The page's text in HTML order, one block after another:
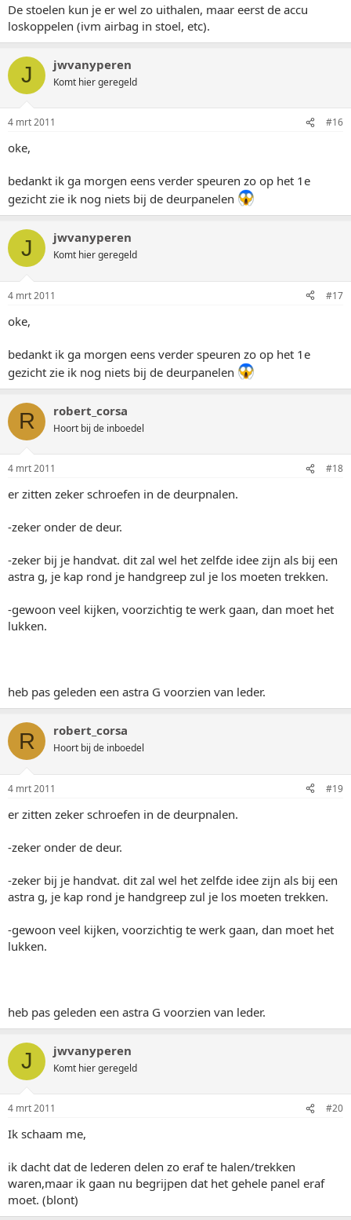
De stoelen kun je er wel zo uithalen, maar eerst de accu
loskoppelen (ivm airbag in stoel, etc).
J jwvanyperen
Komt hier geregeld
4 mrt 2011 #16
oke,
bedankt ik ga morgen eens verder speuren zo op het 1e
gezicht zie ik nog niets bij de deurpanelen
J jwvanyperen
Komt hier geregeld
4 mrt 2011 #17
oke,
bedankt ik ga morgen eens verder speuren zo op het 1e
gezicht zie ik nog niets bij de deurpanelen
R robert_corsa
Hoort bij de inboedel
4 mrt 2011 #18
er zitten zeker schroefen in de deurpnalen.
-zeker onder de deur.
-zeker bij je handvat. dit zal wel het zelfde idee zijn als bij een
astra g, je kap rond je handgreep zul je los moeten trekken.
-gewoon veel kijken, voorzichtig te werk gaan, dan moet het
lukken.
heb pas geleden een astra G voorzien van leder.
R robert_corsa
Hoort bij de inboedel
4 mrt 2011 #19
er zitten zeker schroefen in de deurpnalen.
-zeker onder de deur.
-zeker bij je handvat. dit zal wel het zelfde idee zijn als bij een
astra g, je kap rond je handgreep zul je los moeten trekken.
-gewoon veel kijken, voorzichtig te werk gaan, dan moet het
lukken.
heb pas geleden een astra G voorzien van leder.
J jwvanyperen
Komt hier geregeld
4 mrt 2011 #20
Ik schaam me,
ik dacht dat de lederen delen zo eraf te halen/trekken
waren,maar ik gaan nu begrijpen dat het gehele panel eraf
moet. (blont)